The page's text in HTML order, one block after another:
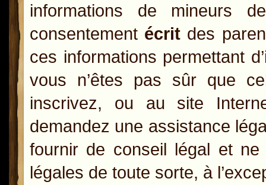
informations de mineurs
consentement écrit des
ces informations permettant
vous n’êtes pas sûr que
inscrivez, ou au site
demandez une assistance
fournir de conseil légal et
légales de toute sorte, à